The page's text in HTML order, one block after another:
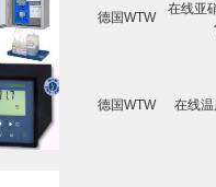
德国WTW
在线亚
德国WTW 在线